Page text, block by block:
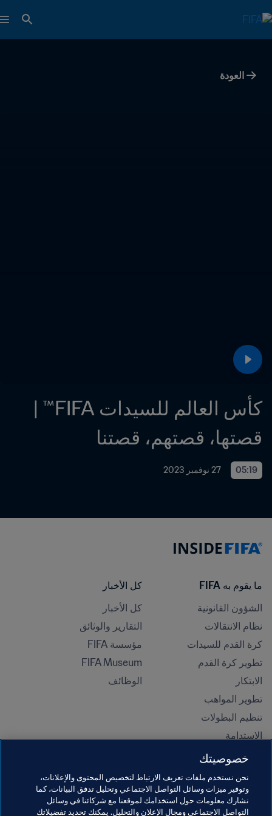
العودة
قصتها، قصتهم، قصتنا
05:19 27 نوفمبر 2023
ما يقوم به FIFA
الشؤون القانونية
نظام الانتقالات
كرة القدم للسيدات
تطوير كرة القدم
الابتكار
تطوير المواهب
تنظيم البطولات
الاستدامة
حقوق الإنسان ومناهضة التمييز
المبادرات التعليمية
كل الأخبار
كل الأخبار
التقارير والوثائق
مؤسسة FIFA
FIFA Museum
الوظائف
خصوصيتك
نحن نستخدم ملفات تعريف الارتباط لتخصيص المحتوى والإعلانات،
وتوفير ميزات وسائل التواصل الاجتماعي وتحليل تدفق البيانات، كما
نشارك معلومات حول استخدامك لموقعنا مع شركائنا في وسائل
التواصل الاجتماعي ومجال الإعلان والتحليل. يمكنك تحديد تفضيلاتك